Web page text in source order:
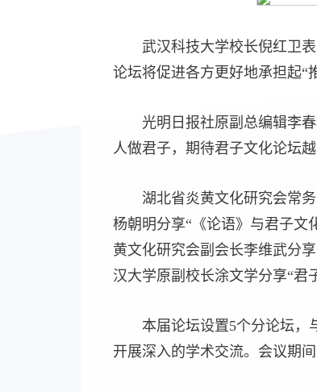
武汉科技大学校长倪红卫
论坛将促进各方更好地承担起“
光明日报社原副总编辑李
人做君子，期待君子文化论坛
湖北省炎黄文化研究会常
杨朝明分享“《论语》与君子文
黄文化研究会副会长李维武分
汉大学原副校长涂文学分享“君
本届论坛设置5个分论坛，
开展深入的学术交流。会议期